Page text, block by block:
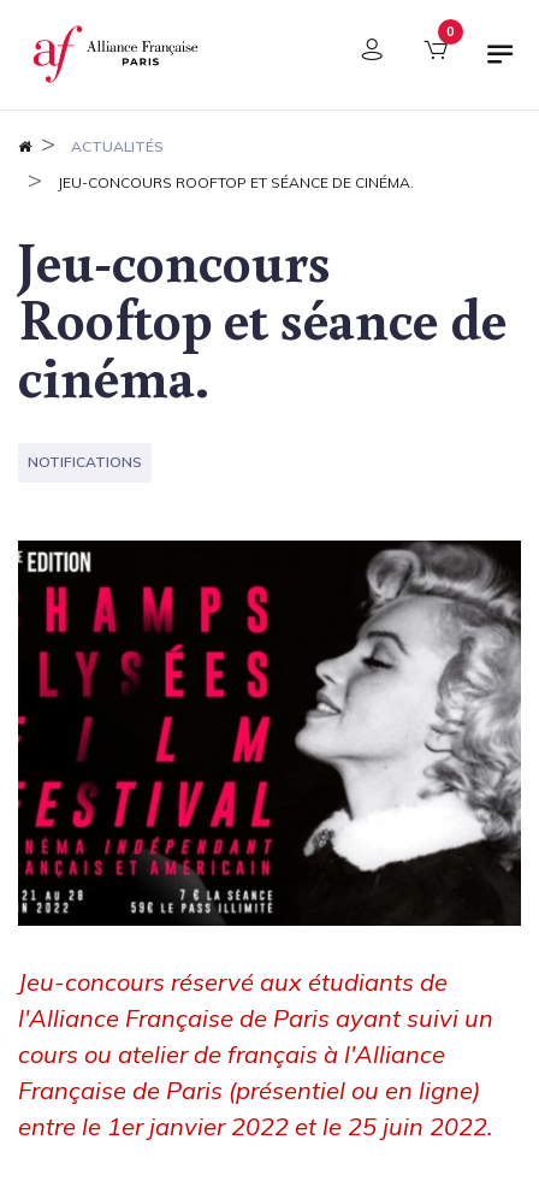
Panneau de gestion des cookies 0
ACTUALITÉS
JEU-CONCOURS ROOFTOP ET SÉANCE DE CINÉMA.
Jeu-concours
Rooftop et séance de
cinéma.
NOTIFICATIONS
Jeu-concours réservé aux étudiants de
l'Alliance Française de Paris ayant suivi un
cours ou atelier de français à l'Alliance
Française de Paris (présentiel ou en ligne)
entre le 1er janvier 2022 et le 25 juin 2022.